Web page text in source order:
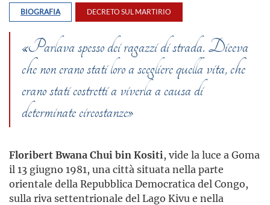
BIOGRAFIA DECRETO SUL MARTIRIO
«Parlava spesso dei ragazzi di strada. Diceva
che non erano stati loro a scegliere quella vita, che
erano stati costretti a viverla a causa di
determinate circostanze»
Floribert Bwana Chui bin Kositi, vide la luce a Goma
il 13 giugno 1981, una città situata nella parte
orientale della Repubblica Democratica del Congo,
sulla riva settentrionale del Lago Kivu e nella